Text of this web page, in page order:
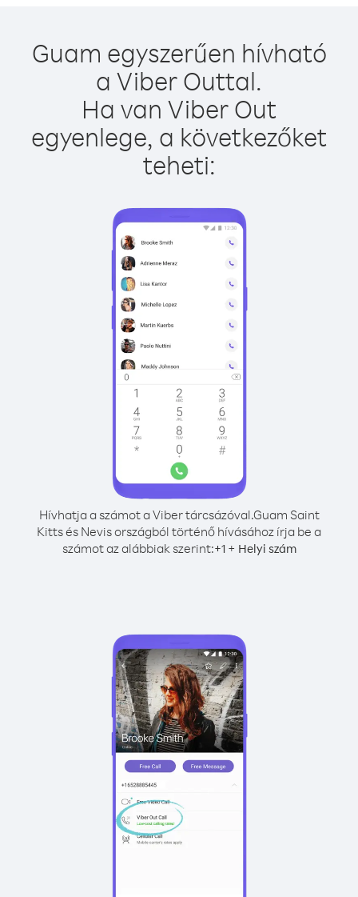
Guam egyszerűen hívható
a Viber Outtal.
Ha van Viber Out
egyenlege, a következőket
teheti:
Hívhatja a számot a Viber tárcsázóval.Guam Saint
Kitts és Nevis országból történő hívásához írja be a
számot az alábbiak szerint:+1+ Helyi szám